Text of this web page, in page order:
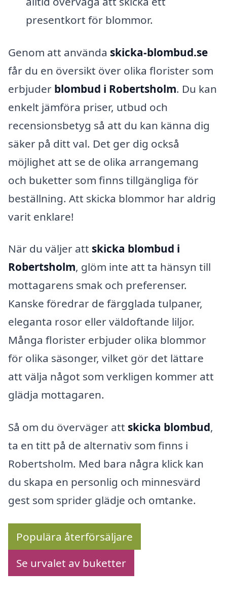
presentkort för blommor.
Genom att använda skicka-blombud.se
får du en översikt över olika florister som
erbjuder blombud i Robertsholm. Du kan
enkelt jämföra priser, utbud och
recensionsbetyg så att du kan känna dig
säker på ditt val. Det ger dig också
möjlighet att se de olika arrangemang
och buketter som finns tillgängliga för
beställning. Att skicka blommor har aldrig
varit enklare!
När du väljer att skicka blombud i
Robertsholm, glöm inte att ta hänsyn till
mottagarens smak och preferenser.
Kanske föredrar de färgglada tulpaner,
eleganta rosor eller väldoftande liljor.
Många florister erbjuder olika blommor
för olika säsonger, vilket gör det lättare
att välja något som verkligen kommer att
glädja mottagaren.
Så om du överväger att skicka blombud,
ta en titt på de alternativ som finns i
Robertsholm. Med bara några klick kan
du skapa en personlig och minnesvärd
gest som sprider glädje och omtanke.
Populära återförsäljare
Se urvalet av buketter